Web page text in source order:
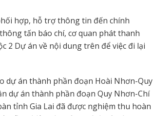
hợp, hỗ trợ thông tin đến chính
tấn báo chí, cơ quan phát thanh
2 Dự án về nội dung trên để việc đi lại
dự án thành phần đoạn Hoài Nhơn-Quy
dự án thành phần đoạn Quy Nhơn-Chí
tỉnh Gia Lai đã được nghiệm thu hoàn